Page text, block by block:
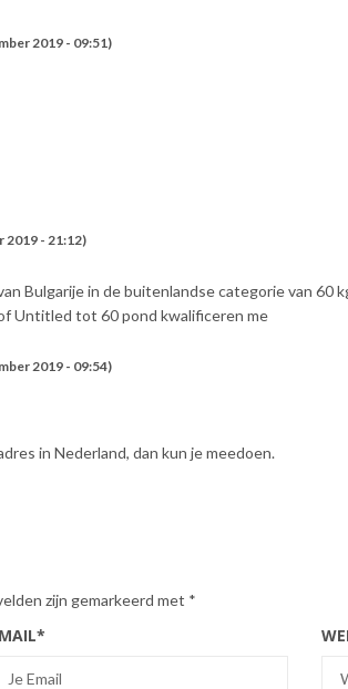
2019 - 09:51)
2019 - 21:12)
Bulgarije in de buitenlandse categorie van 60
Untitled tot 60 pond kwalificeren me
2019 - 09:54)
in Nederland, dan kun je meedoen.
zijn gemarkeerd met *
*